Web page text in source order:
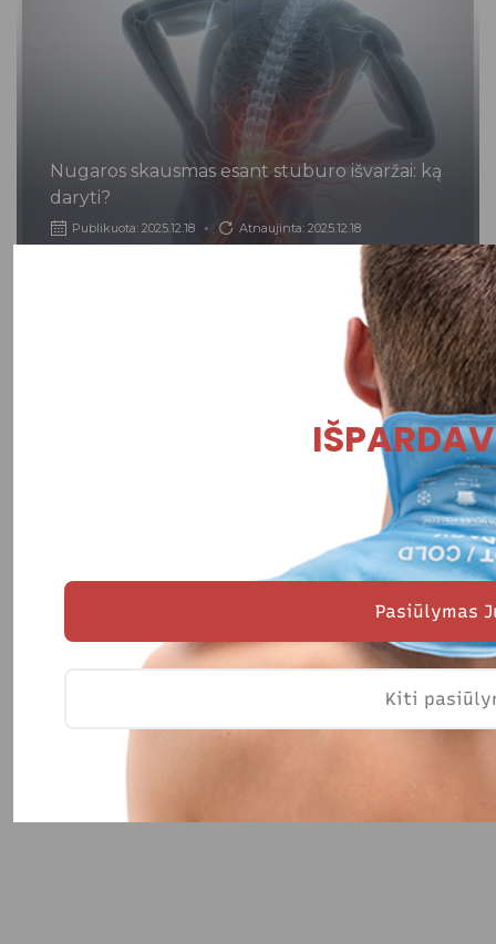
Nugaros skausmas esant stuburo išvaržai: ką
daryti?
Publikuota: 2025.12.18 Atnaujinta: 2025.12.18
Pasiūlymas
Kiti